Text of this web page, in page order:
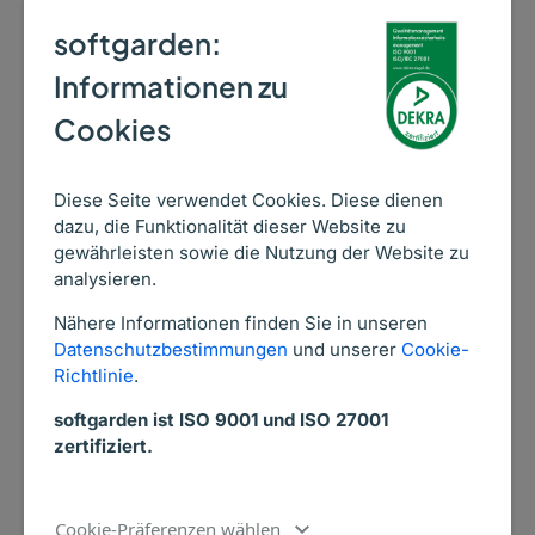
softgarden:
Informationen zu
Cookies
Diese Seite verwendet Cookies. Diese dienen
dazu, die Funktionalität dieser Website zu
gewährleisten sowie die Nutzung der Website zu
analysieren.
Nähere Informationen finden Sie in unseren
Datenschutzbestimmungen und unserer Cookie-
Richtlinie.
softgarden ist ISO 9001 und ISO 27001
zertifiziert.
Cookie-Präferenzen wählen
Vorausdenker in Sachen E-Recruiting
bestreiten wollen. Lassen Sie sich
überraschen was als nächstes kommt.
94% zufriedene
Basierend auf 3722
Bewertungen
Diesen Post teilen: